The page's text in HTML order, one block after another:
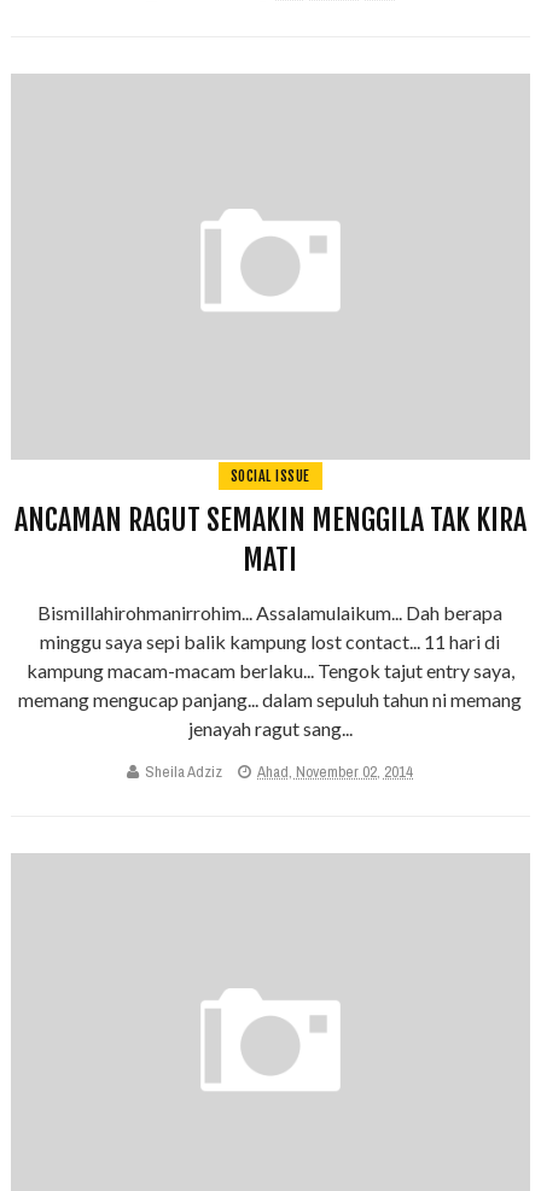
SOCIAL ISSUE
ANCAMAN RAGUT SEMAKIN MENGGILA TAK KIRA
MATI
Bismillahirohmanirrohim... Assalamulaikum... Dah berapa
minggu saya sepi balik kampung lost contact... 11 hari di
kampung macam-macam berlaku... Tengok tajut entry saya,
memang mengucap panjang... dalam sepuluh tahun ni memang
jenayah ragut sang...
Sheila Adziz Ahad, November 02, 2014